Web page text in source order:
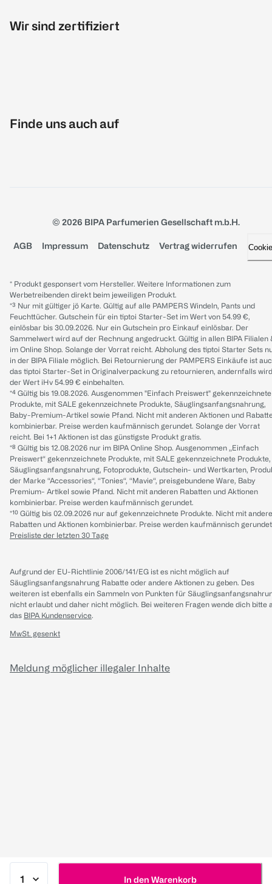
In den Warenkorb
Wir sind zertifiziert
Finde uns auch auf
© 2026 BIPA Parfumerien Gesellschaft m.b.H.
AGB Impressum Datenschutz Vertrag widerrufen
* Produkt gesponsert vom Hersteller. Weitere Informationen zum
Werbetreibenden direkt beim jeweiligen Produkt.
*³ Nur mit gültiger jö Karte. Gültig auf alle PAMPERS Windeln, Pants und
Feuchttücher. Gutschein für ein tiptoi Starter-Set im Wert von 54.99 €,
einlösbar bis 30.09.2026. Nur ein Gutschein pro Einkauf einlösbar. Der
Sammelwert wird auf der Rechnung angedruckt. Gültig in allen BIPA Filialen
im Online Shop. Solange der Vorrat reicht. Abholung des tiptoi Starter Sets
in der BIPA Filiale möglich. Bei Retournierung der PAMPERS Einkäufe ist
das tiptoi Starter-Set in Originalverpackung zu retournieren, andernfalls wird
der Wert iHv 54.99 € einbehalten.
*⁴ Gültig bis 19.08.2026. Ausgenommen "Einfach Preiswert" gekennzeichnete
Produkte, mit SALE gekennzeichnete Produkte, Säuglingsanfangsnahrung,
Baby-Premium-Artikel sowie Pfand. Nicht mit anderen Aktionen und
kombinierbar. Preise werden kaufmännisch gerundet. Solange der Vorrat
reicht. Bei 1+1 Aktionen ist das günstigste Produkt gratis.
*⁸ Gültig bis 12.08.2026 nur im BIPA Online Shop. Ausgenommen „Einfach
Preiswert“ gekennzeichnete Produkte, mit SALE gekennzeichnete Produkte,
Säuglingsanfangsnahrung, Fotoprodukte, Gutschein- und Wertkarten,
der Marke “Accessories“, “Tonies“, “Mavie“, preisgebundene Ware, Baby
Premium- Artikel sowie Pfand. Nicht mit anderen Rabatten und Aktionen
kombinierbar. Preise werden kaufmännisch gerundet.
*¹⁰ Gültig bis 02.09.2026 nur auf gekennzeichnete Produkte. Nicht mit
Rabatten und Aktionen kombinierbar. Preise werden kaufmännisch
Preisliste der letzten 30 Tage
Aufgrund der EU-Richtlinie 2006/141/EG ist es nicht möglich auf
Säuglingsanfangsnahrung Rabatte oder andere Aktionen zu geben. Des
weiteren ist ebenfalls ein Sammeln von Punkten für
nicht erlaubt und daher nicht möglich. Bei weiteren Fragen wende dich bitte
das BIPA Kundenservice.
MwSt. gesenkt
Meldung möglicher illegaler Inhalte